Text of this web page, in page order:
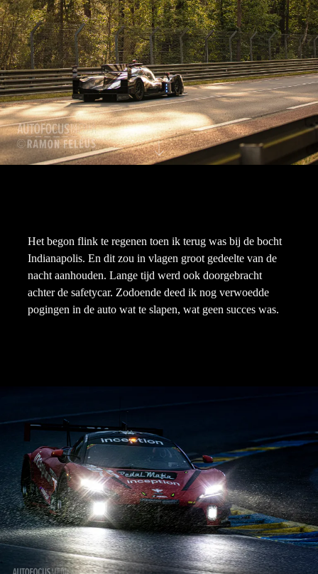
Het begon flink te regenen toen ik terug was bij de bocht
Indianapolis. En dit zou in vlagen groot gedeelte van de
nacht aanhouden. Lange tijd werd ook doorgebracht
achter de safetycar. Zodoende deed ik nog verwoedde
pogingen in de auto wat te slapen, wat geen succes was.